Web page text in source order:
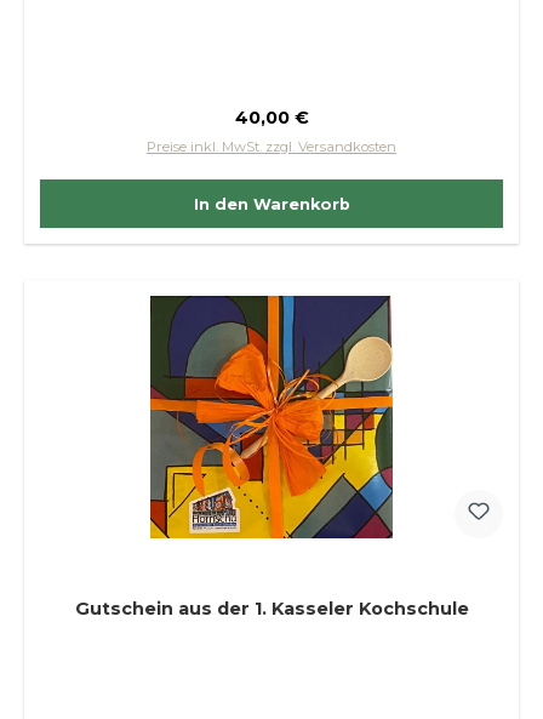
Regulärer Preis:
40,00 €
Preise inkl. MwSt. zzgl. Versandkosten
In den Warenkorb
Gutschein aus der 1. Kasseler Kochschule